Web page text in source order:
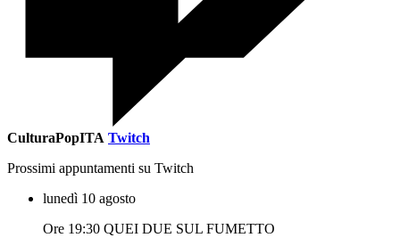
CulturaPopITA Twitch
Prossimi appuntamenti su Twitch
lunedì 10 agosto
Ore 19:30 QUEI DUE SUL FUMETTO